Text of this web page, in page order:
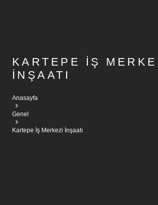
KARTEPE İŞ
İNŞAATI
Anasayfa
Genel
Kartepe İş Merkezi İnşaatı